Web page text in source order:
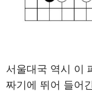
서울대국 역시 이
짜기에 뛰어 들어